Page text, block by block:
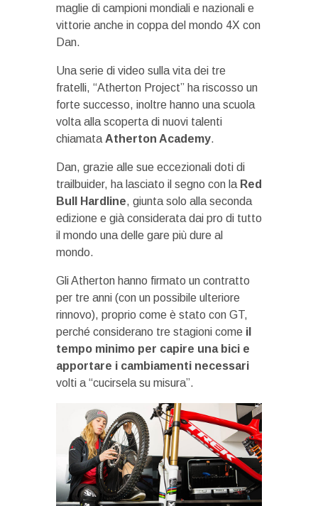
maglie di campioni mondiali e nazionali e
vittorie anche in coppa del mondo 4X con
Dan.
Una serie di video sulla vita dei tre
fratelli, “Atherton Project” ha riscosso un
forte successo, inoltre hanno una scuola
volta alla scoperta di nuovi talenti
chiamata Atherton Academy.
Dan, grazie alle sue eccezionali doti di
trailbuider, ha lasciato il segno con la Red
Bull Hardline, giunta solo alla seconda
edizione e già considerata dai pro di tutto
il mondo una delle gare più dure al
mondo.
Gli Atherton hanno firmato un contratto
per tre anni (con un possibile ulteriore
rinnovo), proprio come è stato con GT,
perché considerano tre stagioni come il
tempo minimo per capire una bici e
apportare i cambiamenti necessari
volti a “cucirsela su misura”.